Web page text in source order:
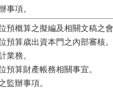
事項。
預概算之擬編及相關文稿之會
預算歳出資本門之內部審核。
業務。
預算財產帳務相關事宜。
監辦事項。